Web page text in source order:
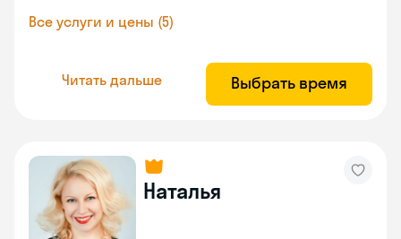
Все услуги и цены (5)
Читать дальше Выбрать время
Наталья